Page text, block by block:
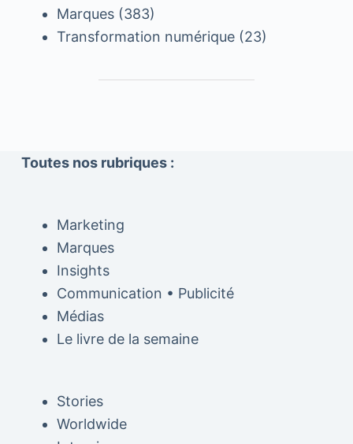
Marques(383)
Transformation numérique(23)
Toutes nos rubriques :
Marketing
Marques
Insights
Communication • Publicité
Médias
Le livre de la semaine
Stories
Worldwide